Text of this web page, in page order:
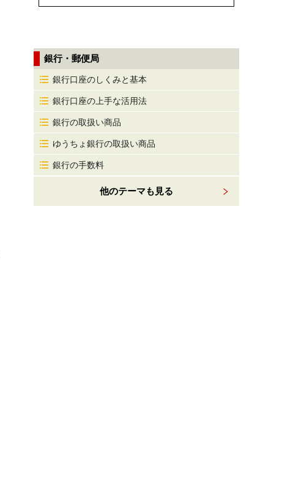
銀行・郵便局
銀行口座のしくみと基本
銀行口座の上手な活用法
銀行の取扱い商品
ゆうちょ銀行の取扱い商品
銀行の手数料
他のテーマも見る